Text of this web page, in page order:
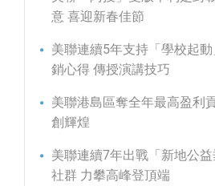
意 喜迎新春佳節
美聯連續5年支持「學校起
銷心得 傳授演講技巧
美聯港島區奪全年最高盈利
創輝煌
美聯連續7年出戰「新地公
社群 力攀高峰登頂端